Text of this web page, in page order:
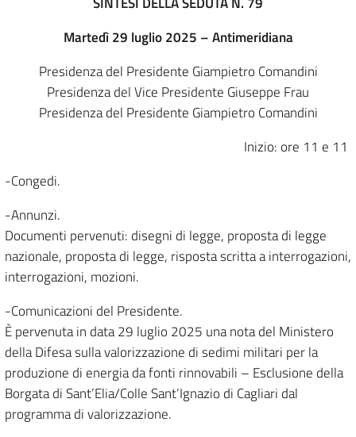
Martedì 29 luglio 2025 – Antimeridiana
Presidenza del Presidente Giampietro Comandini
Presidenza del Vice Presidente Giuseppe Frau
Presidenza del Presidente Giampietro Comandini
Inizio: ore 11 e 11
-Congedi.
-Annunzi.
Documenti pervenuti: disegni di legge, proposta di legge
nazionale, proposta di legge, risposta scritta a interrogazioni,
interrogazioni, mozioni.
-Comunicazioni del Presidente.
È pervenuta in data 29 luglio 2025 una nota del Ministero
della Difesa sulla valorizzazione di sedimi militari per la
produzione di energia da fonti rinnovabili – Esclusione della
Borgata di Sant’Elia/Colle Sant’Ignazio di Cagliari dal
programma di valorizzazione.